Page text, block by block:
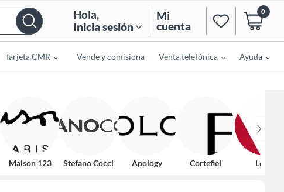
Hola,
Inicia sesión
Mi
cuenta
0
Tarjeta CMR Vende y comisiona Venta telefónica Ayuda
Maison 123 Stefano Cocci Apology Cortefiel Levis